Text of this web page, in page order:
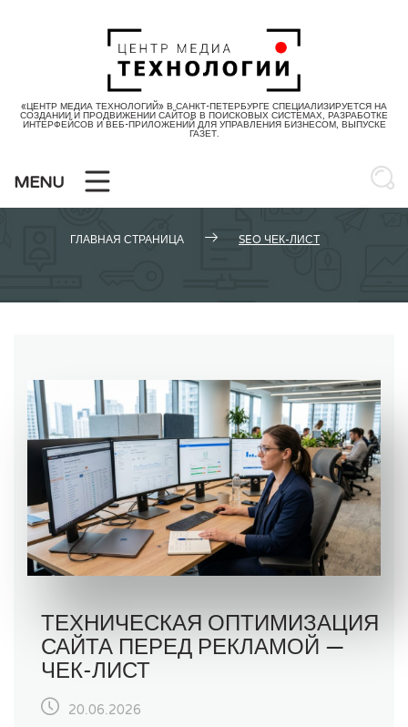
«ЦЕНТР МЕДИА ТЕХНОЛОГИЙ» В САНКТ-ПЕТЕРБУРГЕ СПЕЦИАЛИЗИРУЕТСЯ НА
СОЗДАНИИ И ПРОДВИЖЕНИИ САЙТОВ В ПОИСКОВЫХ СИСТЕМАХ, РАЗРАБОТКЕ
ИНТЕРФЕЙСОВ И ВЕБ-ПРИЛОЖЕНИЙ ДЛЯ УПРАВЛЕНИЯ БИЗНЕСОМ, ВЫПУСКЕ
ГАЗЕТ.
MENU Метка:
ГЛАВНАЯ СТРАНИЦА SEO ЧЕК-ЛИСТ
ТЕХНИЧЕСКАЯ ОПТИМИЗАЦИЯ
САЙТА ПЕРЕД РЕКЛАМОЙ —
ЧЕК-ЛИСТ
20.06.2026